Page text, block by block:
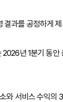
결과를 공정하게
년 1분기 동
와 서비스 수익의